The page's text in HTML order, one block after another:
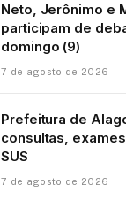
Neto, Jerônimo e
participam de
domingo (9)
7 de agosto de 2026
Prefeitura de
consultas,
SUS
7 de agosto de 2026